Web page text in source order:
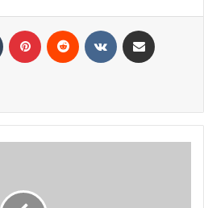
Tumblr Pinterest Reddit VKontakte